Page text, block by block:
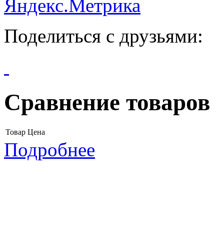
Поделиться с друзьями:
Сравнение товаров
Товар Цена
Подробнее